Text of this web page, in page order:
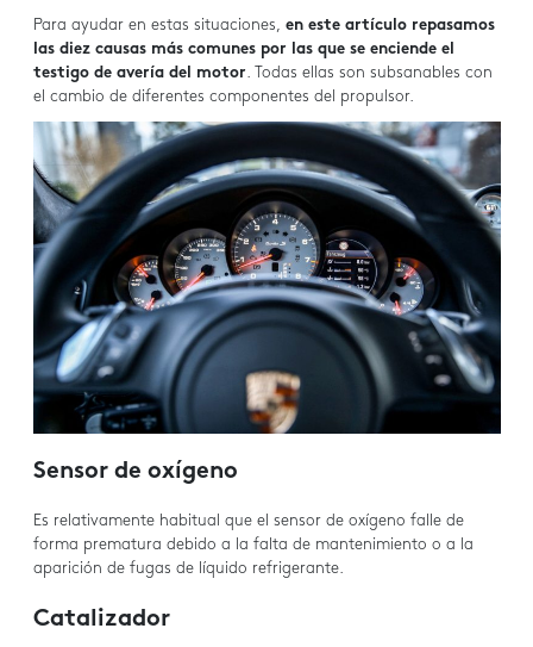
Para ayudar en estas situaciones, en este artículo repasamos
las diez causas más comunes por las que se enciende el
testigo de avería del motor. Todas ellas son subsanables con
el cambio de diferentes componentes del propulsor.
Sensor de oxígeno
Es relativamente habitual que el sensor de oxígeno falle de
forma prematura debido a la falta de mantenimiento o a la
aparición de fugas de líquido refrigerante.
Catalizador